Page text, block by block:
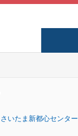
さいたま新都心センター